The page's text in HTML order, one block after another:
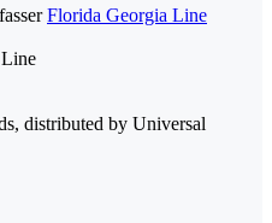
Florida Georgia Line
distributed by Universal